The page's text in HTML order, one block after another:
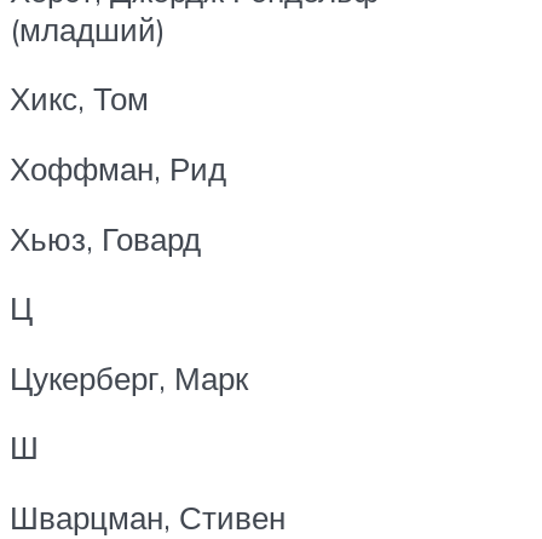
(младший)
Хикс, Том
Хоффман, Рид
Хьюз, Говард
Ц
Цукерберг, Марк
Ш
Шварцман, Стивен